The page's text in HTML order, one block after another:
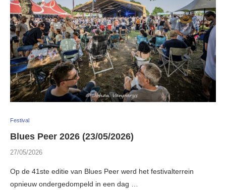
Festival
Blues Peer 2026 (23/05/2026)
27/05/2026
Op de 41ste editie van Blues Peer werd het festivalterrein
opnieuw ondergedompeld in een dag …